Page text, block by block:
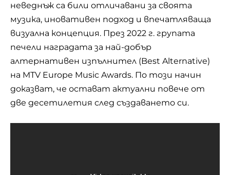
неведнъж са били отличавани за своята
музика, иновативен подход и впечатляваща
визуална концепция. През 2022 г. групата
печели наградата за най-добър
алтернативен изпълнител (Best Alternative)
на MTV Europe Music Awards. По този начин
доказват, че остават актуални повече от
две десетилетия след създаването си.